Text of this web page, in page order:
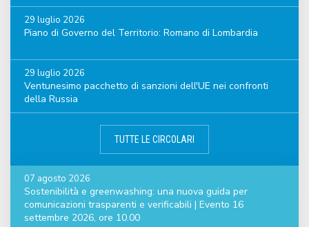
29 luglio 2026
Piano di Governo del Territorio: Romano di Lombardia
29 luglio 2026
Ventunesimo pacchetto di sanzioni dell'UE nei confronti
della Russia
TUTTE LE CIRCOLARI
07 agosto 2026
Sostenibilità e greenwashing: una nuova guida per
comunicazioni trasparenti e verificabili | Evento 16
settembre 2026, ore 10.00